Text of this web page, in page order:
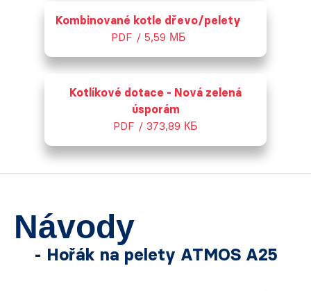
Kombinované kotle dřevo/pelety
PDF / 5,59 МБ
Kotlíkové dotace - Nová zelená
úsporám
PDF / 373,89 КБ
Návody
- Hořák na pelety ATMOS A25